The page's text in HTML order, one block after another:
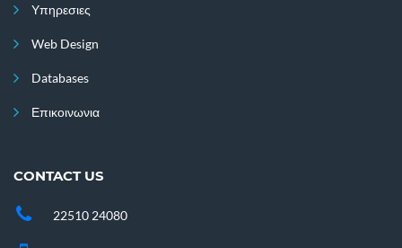
Υπηρεσιες
Web Design
Databases
Επικοινωνια
CONTACT US
22510 24080